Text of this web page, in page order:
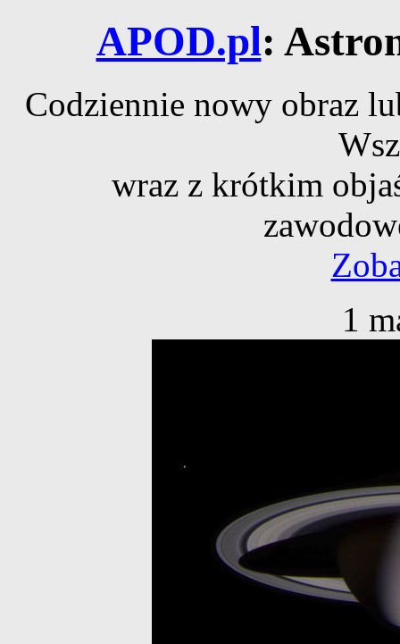
APOD.pl:
Codziennie nowy obraz
wraz z krótkim
1